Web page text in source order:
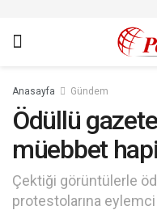
Anasayfa Gündem
Ödüllü
müebbet
Çektiği görüntülerle
protestolarına eylemci